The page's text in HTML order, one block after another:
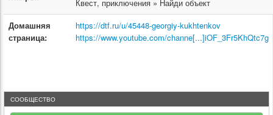
Квест, приключения » Найди объект
Домашняя
страница:
https://dtf.ru/u/45448-georgiy-kukhtenkov
https://www.youtube.com/channe[...]iOF_3Fr5KhQtc7g
СООБЩЕСТВО